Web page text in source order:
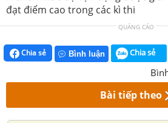
đạt điểm cao trong các kì thi
QUẢNG CÁO
Chia sẻ Bình luận Chia sẻ
Bài tiếp theo